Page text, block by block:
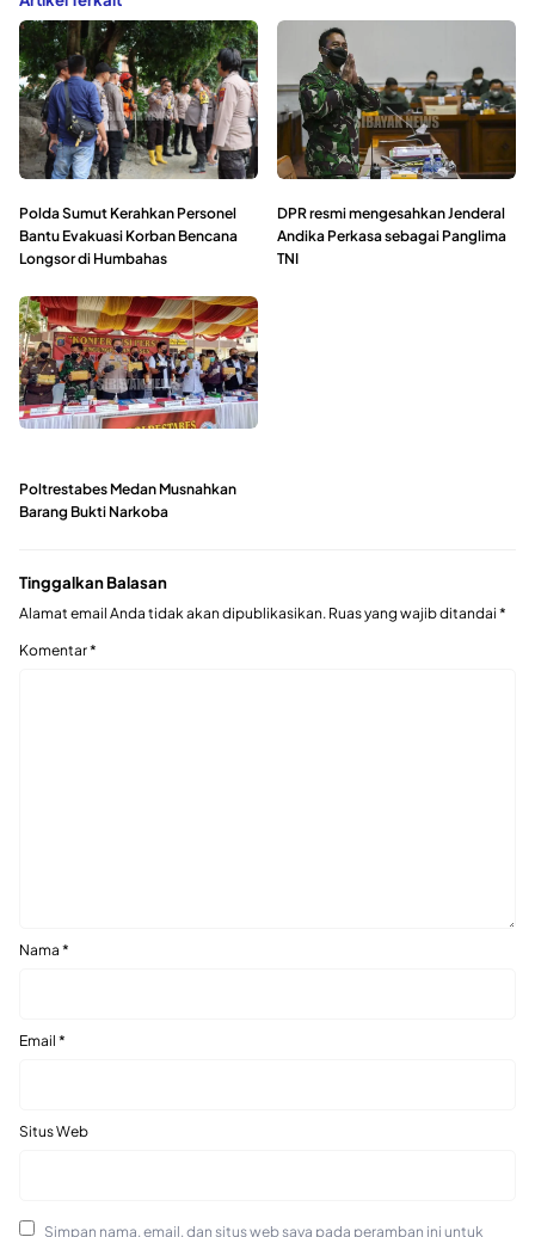
Polda Sumut Kerahkan Personel
Bantu Evakuasi Korban Bencana
Longsor di Humbahas
DPR resmi mengesahkan Jenderal
Andika Perkasa sebagai Panglima
TNI
Poltrestabes Medan Musnahkan
Barang Bukti Narkoba
Tinggalkan Balasan
Alamat email Anda tidak akan dipublikasikan. Ruas yang wajib ditandai *
Komentar*
Nama *
Email *
Situs Web
Simpan nama, email, dan situs web saya pada peramban ini untuk